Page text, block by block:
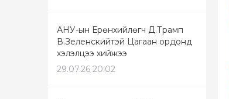
АНУ-ын Ерөнхийлөгч Д.Трамп
В.Зеленскийтэй Цагаан ордонд
хэлэлцээ хийжээ
29.07.26 20:02